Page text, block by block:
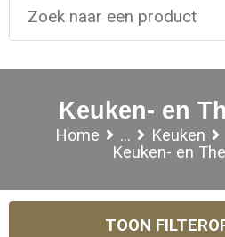
Keuken- en
Home ... Keuken
Keuken- en
TOON